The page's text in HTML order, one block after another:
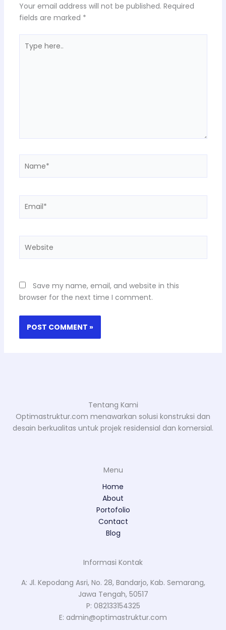
Your email address will not be published. Required
fields are marked *
here..
Save my name, email, and website in this
browser for the next time I comment.
Tentang Kami
Optimastruktur.com menawarkan solusi konstruksi dan
desain berkualitas untuk projek residensial dan komersial.
Menu
Home
About
Portofolio
Contact
Blog
Informasi Kontak
A: Jl. Kepodang Asri, No. 28, Bandarjo, Kab. Semarang,
Jawa Tengah, 50517
P: 082133154325
E: admin@optimastruktur.com